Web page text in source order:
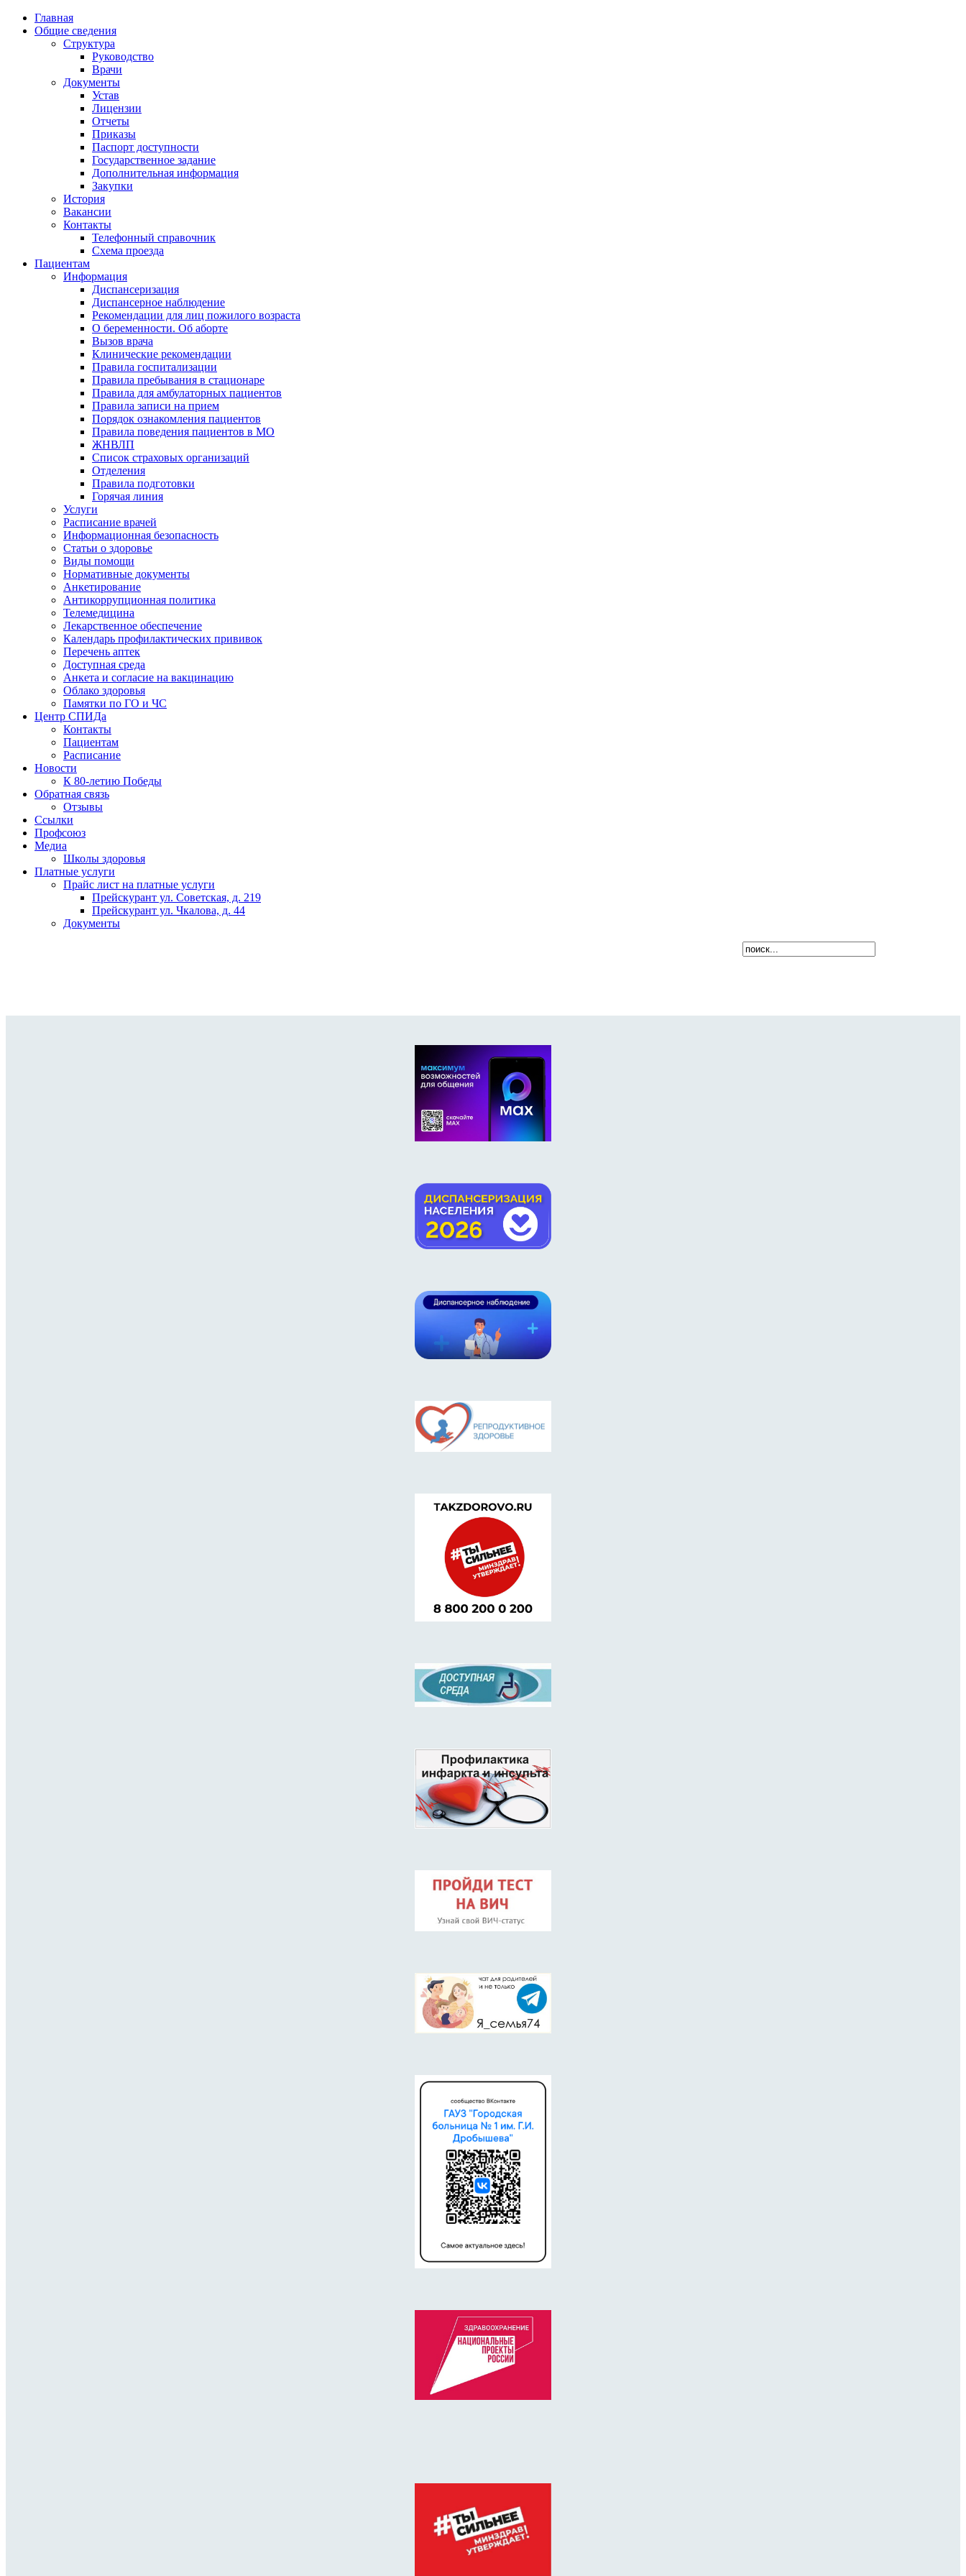
Главная
Общие сведения
Структура
Руководство
Врачи
Документы
Устав
Лицензии
Отчеты
Приказы
Паспорт доступности
Государственное задание
Дополнительная информация
Закупки
История
Вакансии
Контакты
Телефонный справочник
Схема проезда
Пациентам
Информация
Диспансеризация
Диспансерное наблюдение
Рекомендации для лиц пожилого возраста
О беременности. Об аборте
Вызов врача
Клинические рекомендации
Правила госпитализации
Правила пребывания в стационаре
Правила для амбулаторных пациентов
Правила записи на прием
Порядок ознакомления пациентов
Правила поведения пациентов в МО
ЖНВЛП
Список страховых организаций
Отделения
Правила подготовки
Горячая линия
Услуги
Расписание врачей
Информационная безопасность
Статьи о здоровье
Виды помощи
Нормативные документы
Анкетирование
Антикоррупционная политика
Телемедицина
Лекарственное обеспечение
Календарь профилактических прививок
Перечень аптек
Доступная среда
Анкета и согласие на вакцинацию
Облако здоровья
Памятки по ГО и ЧС
Центр СПИДа
Контакты
Пациентам
Расписание
Новости
К 80-летию Победы
Обратная связь
Отзывы
Ссылки
Профсоюз
Медиа
Школы здоровья
Платные услуги
Прайс лист на платные услуги
Прейскурант ул. Советская, д. 219
Прейскурант ул. Чкалова, д. 44
Документы